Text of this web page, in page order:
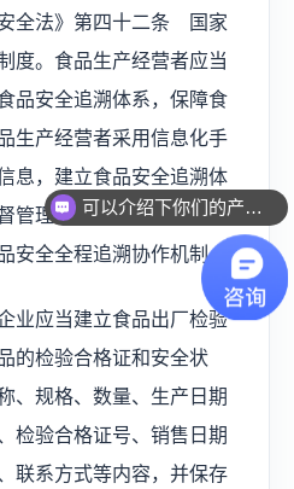
全法》第四十二条 国家
度。食品生产经营者应当
品安全追溯体系，保障食
生产经营者采用信息化手
息，建立食品安全追溯体
管理部门会同国务院农业
安全全程追溯协作机制。.
业应当建立食品出厂检验
的检验合格证和安全状
、规格、数量、生产日期
检验合格证号、销售日期
联系方式等内容，并保存
可以介绍下你们的产品么？